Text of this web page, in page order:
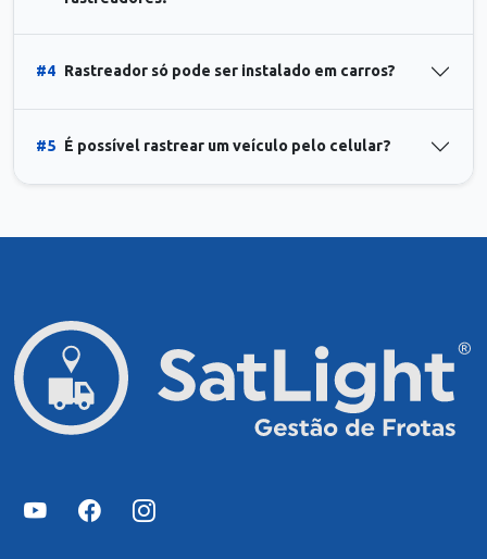
#4 Rastreador só pode ser instalado em carros?
#5 É possível rastrear um veículo pelo celular?